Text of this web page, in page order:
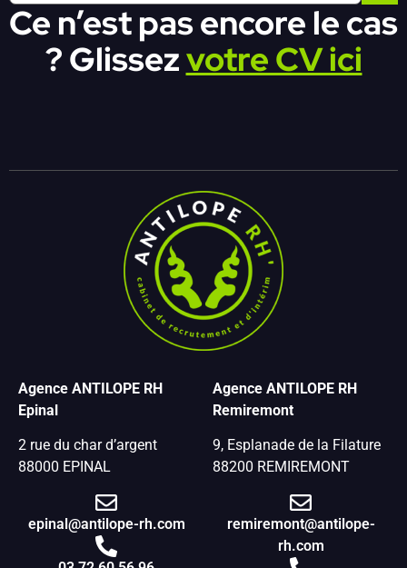
Ce n’est pas encore le cas
? Glissezvotre CV ici
Agence ANTILOPE RH
Epinal
2 rue du char d’argent
88000 EPINAL
epinal@antilope-rh.com
Agence ANTILOPE RH
Remiremont
9, Esplanade de la Filature
88200 REMIREMONT
remiremont@antilope-
rh.com